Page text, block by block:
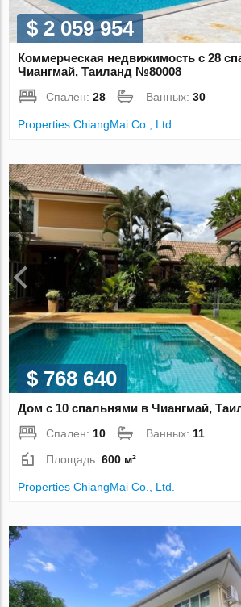
$ 2 059 954
Коммерческая недвижимость с 28
Чиангмай, Таиланд №80008
Спален:28 Ванных:30
Properties ChiangMai Co., Ltd.
$ 768 640
Дом с 10 спальнями в Чиангмай,
Спален: 10 Ванных: 11
Площадь:600 м²
Properties ChiangMai Co., Ltd.